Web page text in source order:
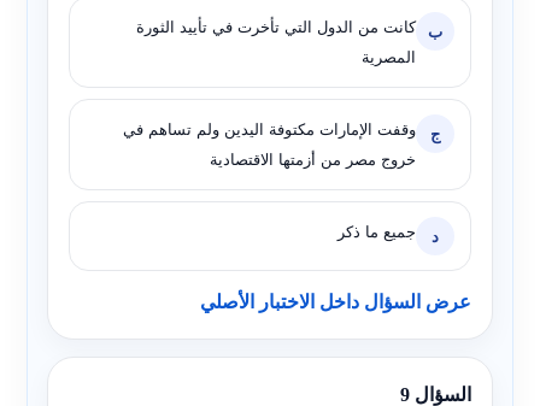
ب
كانت من الدول التي تأخرت في تأييد الثورة
المصرية
ج
وقفت الإمارات مكتوفة اليدين ولم تساهم في
خروج مصر من أزمتها الاقتصادية
د جميع ما ذكر
عرض السؤال داخل الاختبار الأصلي
السؤال 9